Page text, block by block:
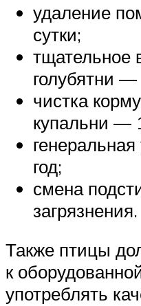
удаление
сутки;
голубятни
чистка
купальни —
год;
смена
загрязнения.
Также птицы
к
употреблять